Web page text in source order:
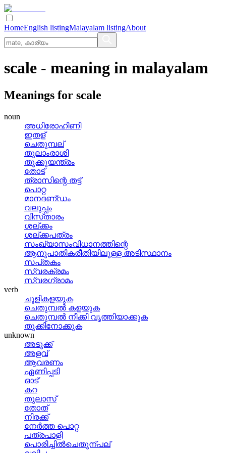
HomeEnglish listingMalayalam listingAbout
scale - meaning in malayalam
Meanings for scale
noun
അധിരോഹിണി
ഇതള്
ചെതുമ്പല്
തുലാംരാശി
തൂക്കുയന്ത്രം
തോട്
ത്രാസിന്റെ തട്ട്
പൊറ്റ
മാനദണ്‌ഡം
വലുപ്പം
വിസ്‌താരം
ശല്‌ക്കം
ശല്‌ക്കപത്രം
സംഖ്യാസംവിധാനത്തിന്റെ
ആനുപാതികരീതിയിലുള്ള അടിസ്ഥാനം
സപ്‌തകം
സ്വരക്രമം
സ്വരഗ്രാമം
verb
ചൂളികളയുക
ചെതുമ്പല്‍ കളയുക
ചെതുമ്പല്‍ നീക്കി വൃത്തിയാക്കുക
തൂക്കിനോക്കുക
unknown
അടുക്ക്
അളവ്
ആവരണം
ഏണിപ്പടി
ഓട്
കറ
തുലാസ്
തോത്
നിരക്ക്
നേര്‍ത്ത പൊറ്റ
പത്രപാളി
പൊരിച്ചില്‍ചെതുന്പല്